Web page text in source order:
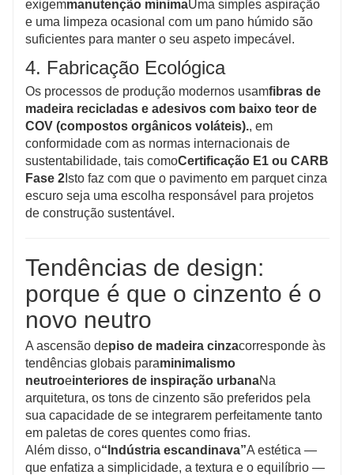
exigemmanutenção mínimaUma simples aspiração
e uma limpeza ocasional com um pano húmido são
suficientes para manter o seu aspeto impecável.
4. Fabricação Ecológica
Os processos de produção modernos usamfibras de
madeira recicladas e adesivos com baixo teor de
COV (compostos orgânicos voláteis)., em
conformidade com as normas internacionais de
sustentabilidade, tais comoCertificação E1 ou CARB
Fase 2 Isto faz com que o pavimento em parquet cinza
escuro seja uma escolha responsável para projetos
de construção sustentável.
Tendências de design:
porque é que o cinzento é o
novo neutro
A ascensão depiso de madeira cinzacorresponde às
tendências globais paraminimalismo
neutroeinteriores de inspiração urbanaNa
arquitetura, os tons de cinzento são preferidos pela
sua capacidade de se integrarem perfeitamente tanto
em paletas de cores quentes como frias.
Além disso, o“Indústria escandinava”A estética —
que enfatiza a simplicidade, a textura e o equilíbrio —